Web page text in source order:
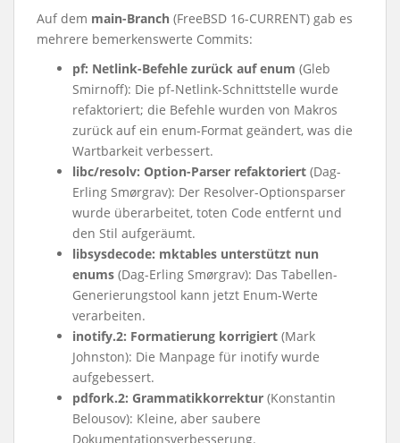
Auf dem main-Branch (FreeBSD 16-CURRENT) gab es
mehrere bemerkenswerte Commits:
pf: Netlink-Befehle zurück auf enum (Gleb
Smirnoff): Die pf-Netlink-Schnittstelle wurde
refaktoriert; die Befehle wurden von Makros
zurück auf ein enum-Format geändert, was die
Wartbarkeit verbessert.
libc/resolv: Option-Parser refaktoriert (Dag-
Erling Smørgrav): Der Resolver-Optionsparser
wurde überarbeitet, toten Code entfernt und
den Stil aufgeräumt.
libsysdecode: mktables unterstützt nun
enums (Dag-Erling Smørgrav): Das Tabellen-
Generierungstool kann jetzt Enum-Werte
verarbeiten.
inotify.2: Formatierung korrigiert (Mark
Johnston): Die Manpage für inotify wurde
aufgebessert.
pdfork.2: Grammatikkorrektur (Konstantin
Belousov): Kleine, aber saubere
Dokumentationsverbesserung.